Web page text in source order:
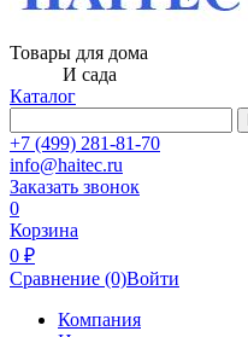
Товары для дома
И сада
Каталог
+7 (499) 281-81-70
info@haitec.ru
Заказать звонок
0
Корзина
0 ₽
Сравнение (0)Войти
Компания